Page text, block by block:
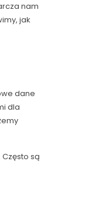
nam
jak
dane
dla
. Często są